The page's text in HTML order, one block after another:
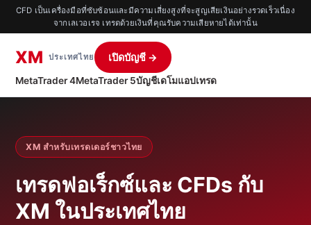
CFD เป็นเครื่องมือที่ซับซ้อนและมีความเสี่ยงสูงที่จะสูญเสียเงินอย่างรวดเร็วเนื่อง
จากเลเวอเรจ เทรดด้วยเงินที่คุณรับความเสียหายได้เท่านั้น
XM ประเทศไทย
MetaTrader 4MetaTrader 5บัญชีเดโมแอปเทรด
เปิดบัญชี →
XM สำหรับเทรดเดอร์ชาวไทย
เทรดฟอเร็กซ์และ CFDs กับ
XM ในประเทศไทย